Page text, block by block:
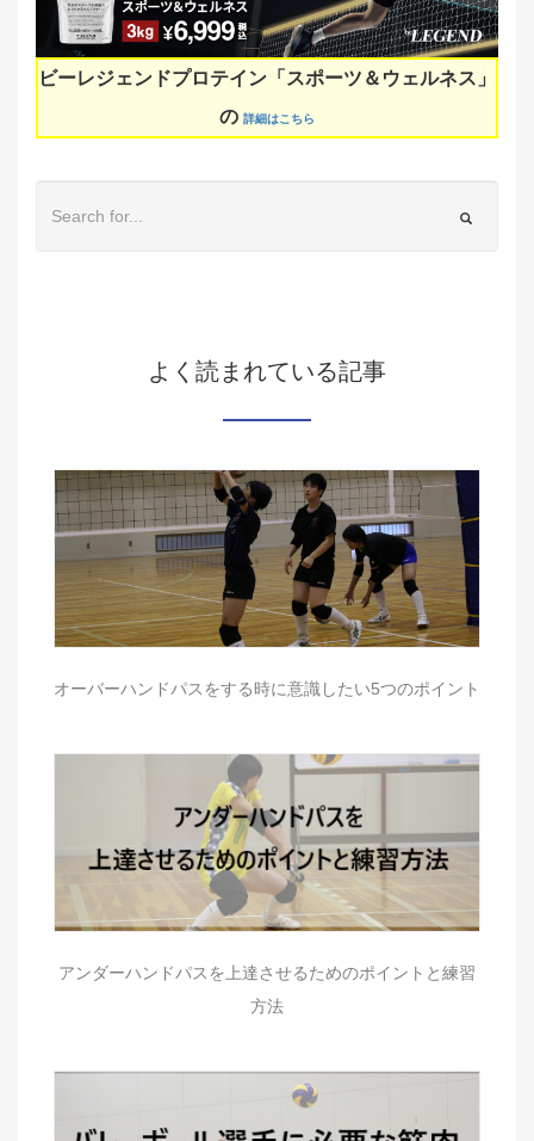
ビーレジェンドプロテイン「スポーツ＆ウェルネス」
の 詳細はこちら
よく読まれている記事
オーバーハンドパスをする時に意識したい5つのポイント
アンダーハンドパスを上達させるためのポイントと練習
方法